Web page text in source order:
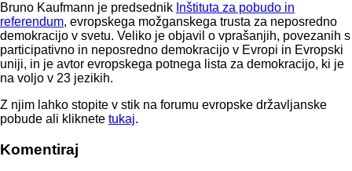
Bruno Kaufmann je predsednik Inštituta za pobudo in
referendum, evropskega možganskega trusta za neposredno
demokracijo v svetu. Veliko je objavil o vprašanjih, povezanih s
participativno in neposredno demokracijo v Evropi in Evropski
uniji, in je avtor evropskega potnega lista za demokracijo, ki je
na voljo v 23 jezikih.
Z njim lahko stopite v stik na forumu evropske državljanske
pobude ali kliknete tukaj.
Komentiraj